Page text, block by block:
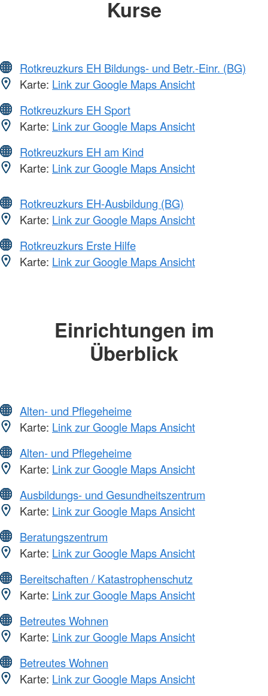
Kurse
Rotkreuzkurs EH Bildungs- und Betr.-Einr. (BG)
Karte: Link zur Google Maps Ansicht
Rotkreuzkurs EH Sport
Karte: Link zur Google Maps Ansicht
Rotkreuzkurs EH am Kind
Karte: Link zur Google Maps Ansicht
Rotkreuzkurs EH-Ausbildung (BG)
Karte: Link zur Google Maps Ansicht
Rotkreuzkurs Erste Hilfe
Karte: Link zur Google Maps Ansicht
Einrichtungen im
Überblick
Alten- und Pflegeheime
Karte: Link zur Google Maps Ansicht
Alten- und Pflegeheime
Karte: Link zur Google Maps Ansicht
Ausbildungs- und Gesundheitszentrum
Karte: Link zur Google Maps Ansicht
Beratungszentrum
Karte: Link zur Google Maps Ansicht
Bereitschaften / Katastrophenschutz
Karte: Link zur Google Maps Ansicht
Betreutes Wohnen
Karte: Link zur Google Maps Ansicht
Betreutes Wohnen
Karte: Link zur Google Maps Ansicht